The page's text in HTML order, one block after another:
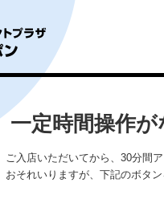
一定時間操作
ご入店いただいてから、30分間
おそれいりますが、下記のボタ